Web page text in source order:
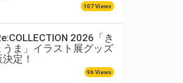
107 Views
2026「き
うま」イラスト展グッズ
定！
96 Views